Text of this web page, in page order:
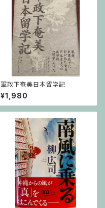
軍政下奄美日本留学記
¥1,980